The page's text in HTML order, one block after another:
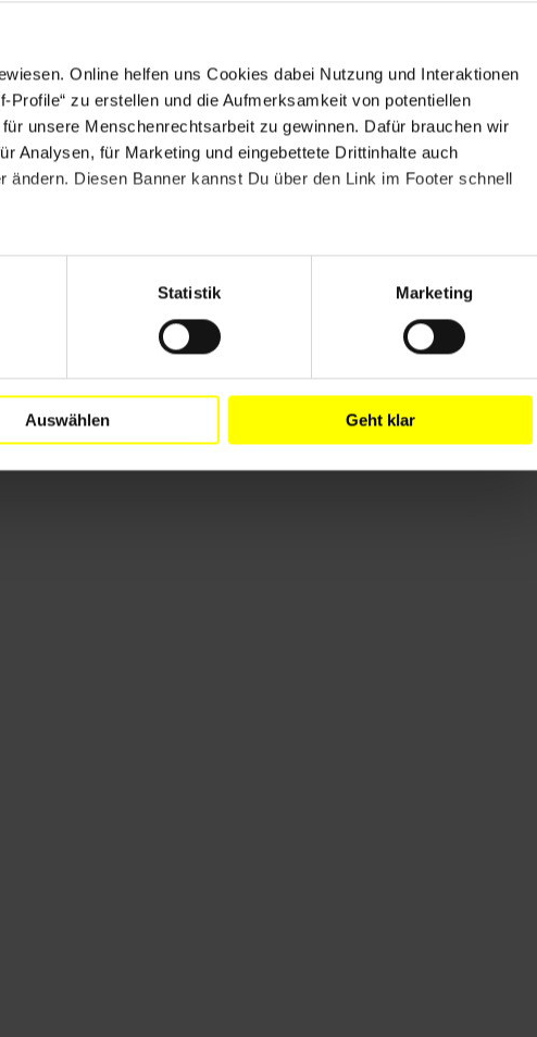
Online helfen uns Cookies dabei Nutzung und Interaktionen
zu erstellen und die Aufmerksamkeit von potentiellen
unsere Menschenrechtsarbeit zu gewinnen. Dafür brauchen wir
Analysen, für Marketing und eingebettete Drittinhalte auch
ändern. Diesen Banner kannst Du über den Link im Footer schnell
Statistik Marketing
Auswählen Geht klar
das Vergessen. Handle sofort!